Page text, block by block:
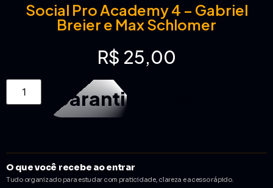
Social Pro Academy 4 – Gabriel
Breier e Max Schlomer
R$ 25,00
Garantir acesso
O que você recebe ao entrar
Tudo organizado para estudar com praticidade, clareza e acesso rápido.